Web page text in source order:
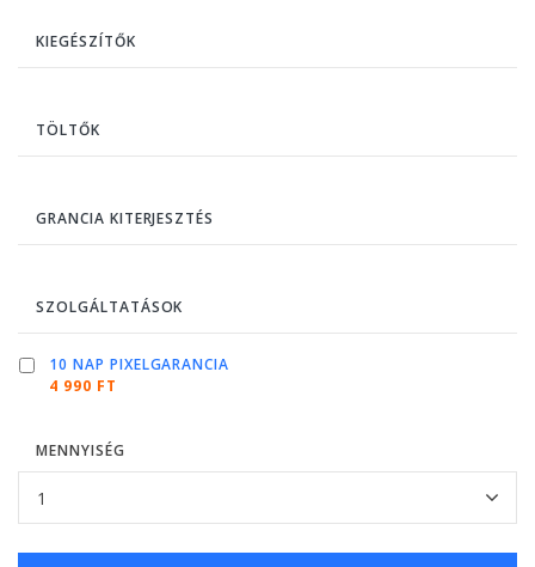
KIEGÉSZÍTŐK
TÖLTŐK
GRANCIA KITERJESZTÉS
SZOLGÁLTATÁSOK
10 NAP PIXELGARANCIA
4 990 FT
MENNYISÉG